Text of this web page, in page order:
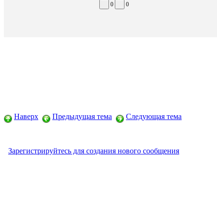
0 0
Наверх Предыдущая тема Следующая тема
Зарегистрируйтесь для создания нового сообщения